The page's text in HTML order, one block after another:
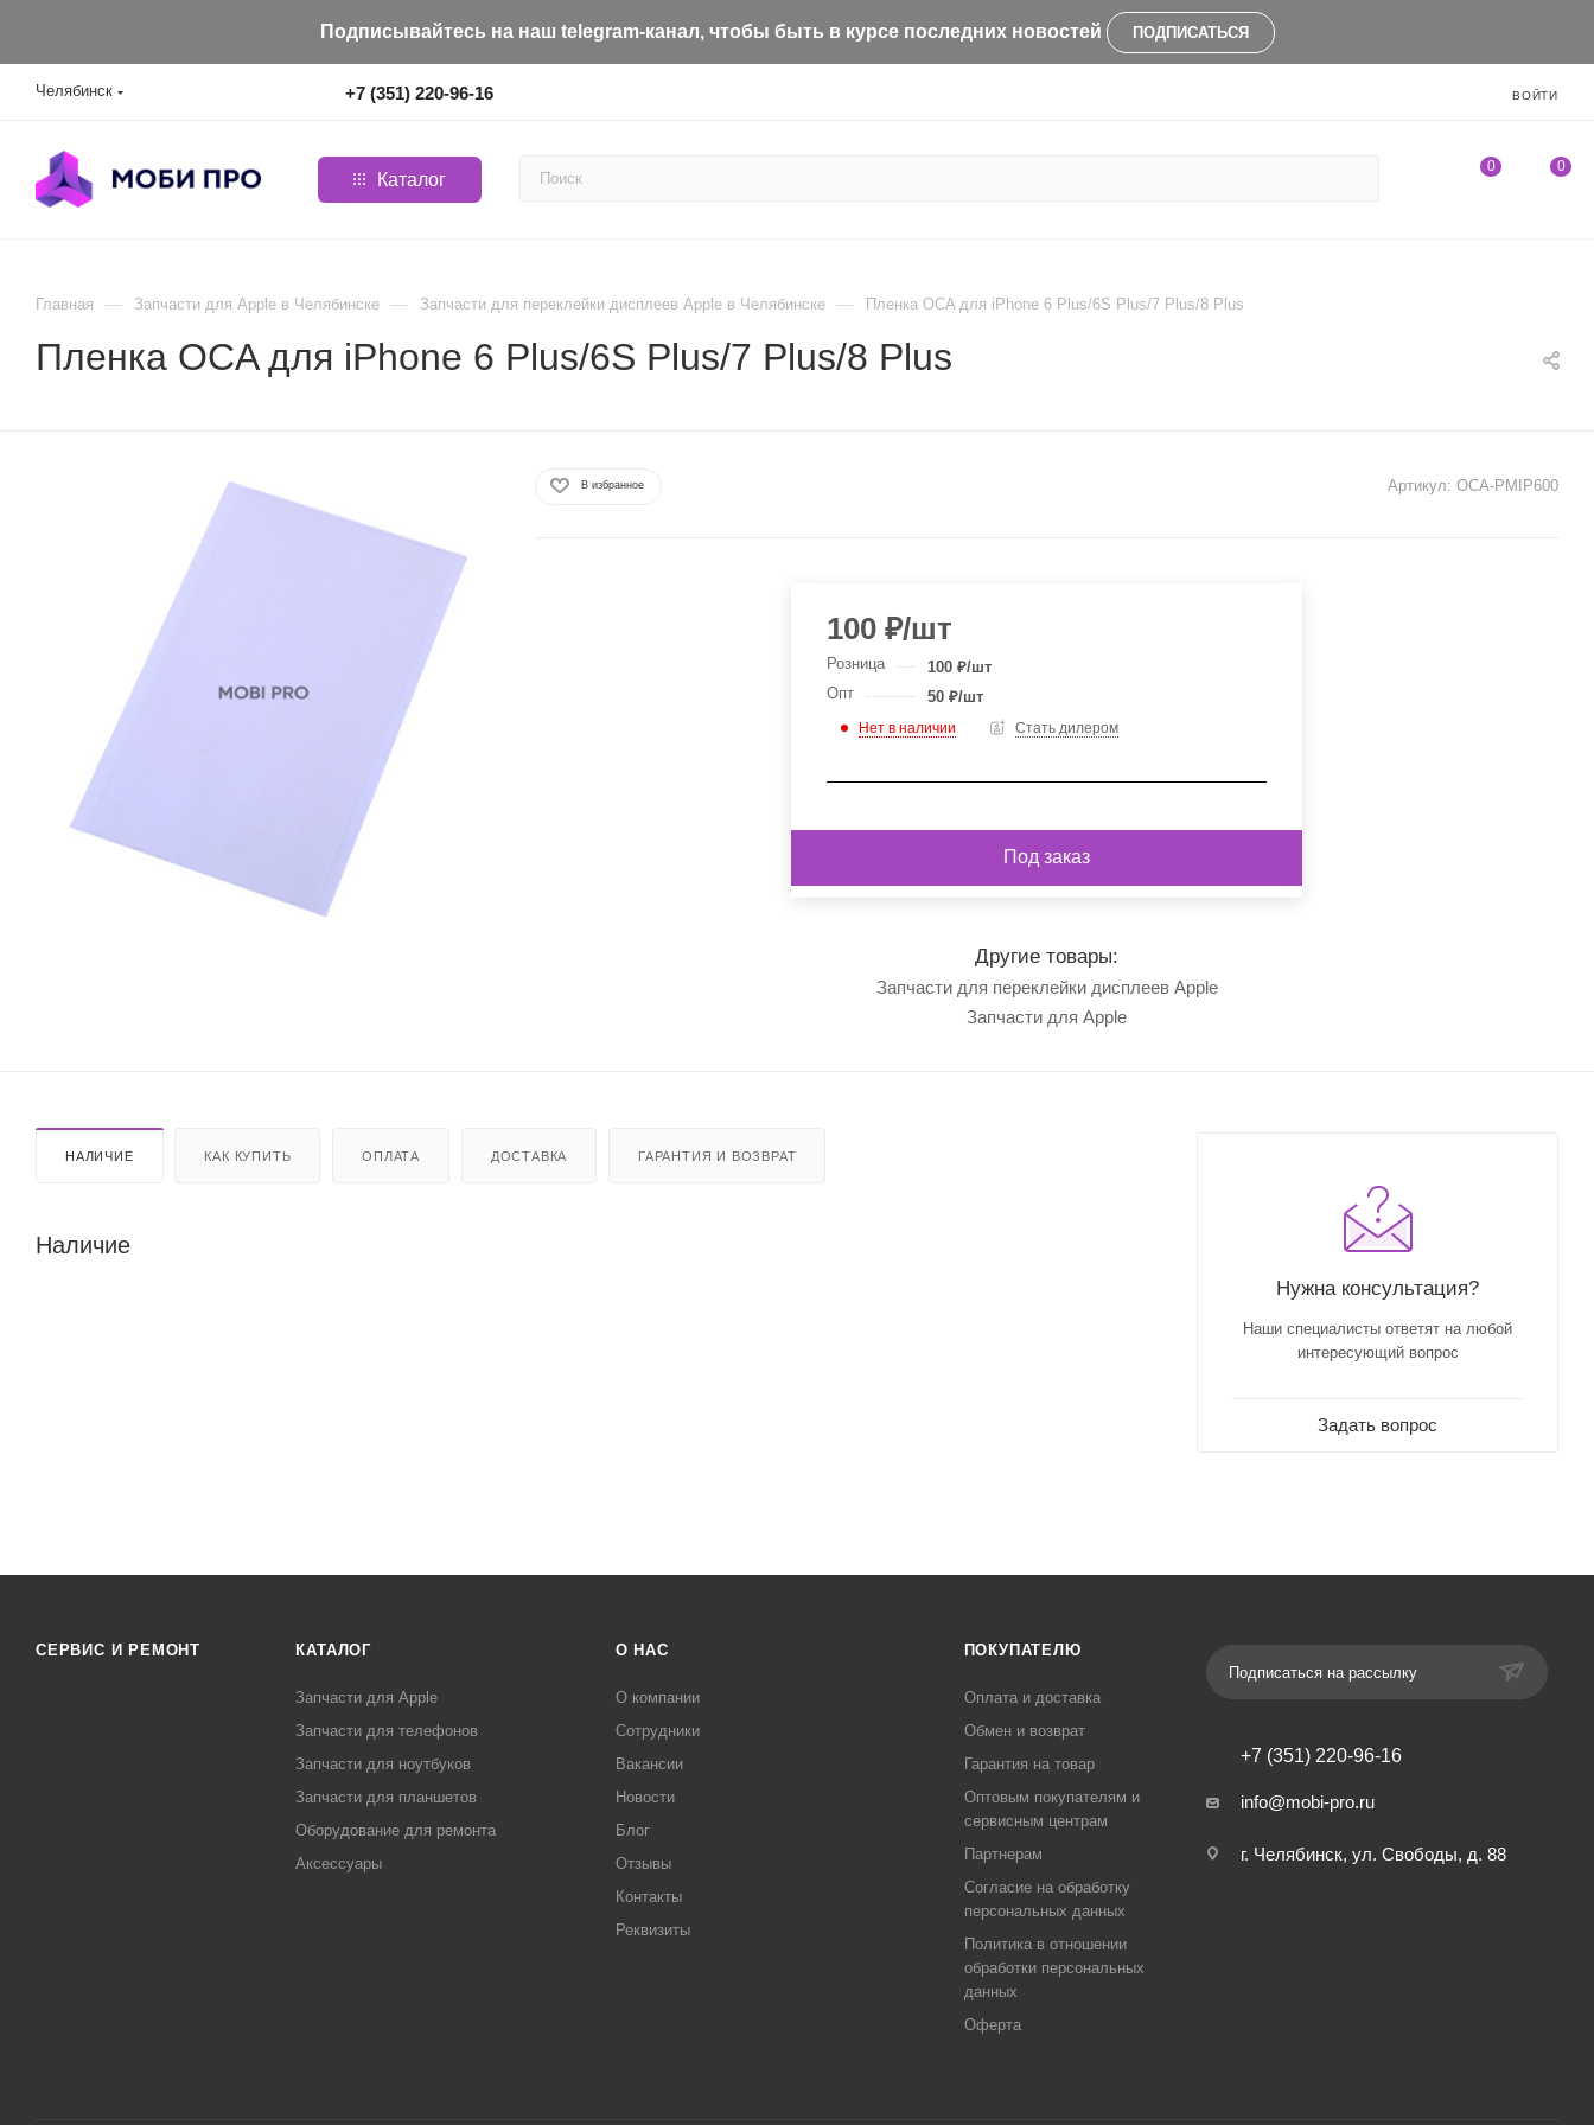
Подписывайтесь на наш telegram-канал, чтобы быть в курсе последних новостей ПОДПИСАТЬСЯ
Челябинск +7 (351) 220-96-16 ВОЙТИ
Каталог
0 0
Главная — Запчасти для Apple в Челябинске — Запчасти для переклейки дисплеев Apple в Челябинске — Пленка OCA для iPhone 6 Plus/6S Plus/7 Plus/8 Plus
Пленка OCA для iPhone 6 Plus/6S Plus/7 Plus/8 Plus
В избранное Артикул: OCA-PMIP600
100₽/шт
Розница 100₽/шт
Опт
50₽/шт
Нет в наличии Стать дилером
Под заказ
Другие товары:
Запчасти для переклейки дисплеев Apple
Запчасти для Apple
НАЛИЧИЕ КАК КУПИТЬ ОПЛАТА ДОСТАВКА ГАРАНТИЯ И ВОЗВРАТ
Наличие
Нужна консультация?
Наши специалисты ответят на любой
интересующий вопрос
Задать вопрос
СЕРВИС И РЕМОНТ КАТАЛОГ
Запчасти для Apple
Запчасти для телефонов
Запчасти для ноутбуков
Запчасти для планшетов
Оборудование для ремонта
Аксессуары
О НАС
О компании
Сотрудники
Вакансии
Новости
Блог
Отзывы
Контакты
Реквизиты
ПОКУПАТЕЛЮ
Оплата и доставка
Обмен и возврат
Гарантия на товар
Оптовым покупателям и
сервисным центрам
Партнерам
Согласие на обработку
персональных данных
Политика в отношении
обработки персональных
данных
Оферта
Подписаться на рассылку
+7 (351) 220-96-16
info@mobi-pro.ru
г. Челябинск, ул. Свободы, д. 88